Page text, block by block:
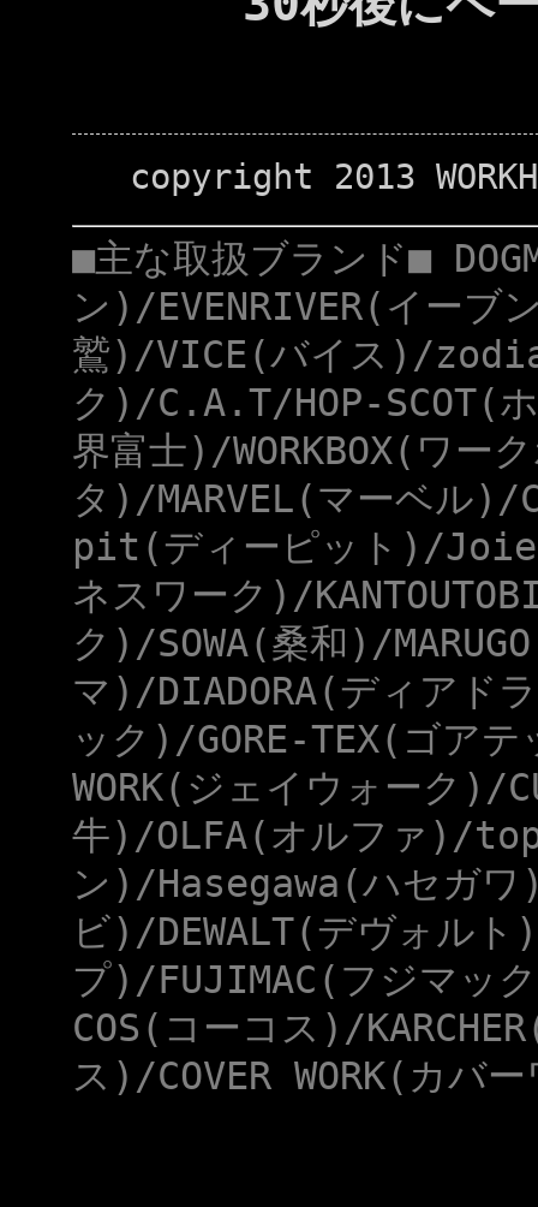
copyright 2013
■主な取扱ブランド■
ン)/EVENRIVER(イーブ
鷲)/VICE(バイス)/
ク)/C.A.T/HOP-
界富士)/WORKBOX(ワ
タ)/MARVEL(マーベル
pit(ディーピット)/Joie(
ネスワーク)/
ク)/SOWA(桑和)/
マ)/DIADORA(ディアド
ック)/GORE-TEX(ゴア
WORK(ジェイウォーク)/
牛)/OLFA(オルファ)/
ン)/Hasegawa(ハセガ
ビ)/DEWALT(デヴォル
プ)/FUJIMAC(フジマッ
COS(コーコス)/
ス)/COVER WORK(カ